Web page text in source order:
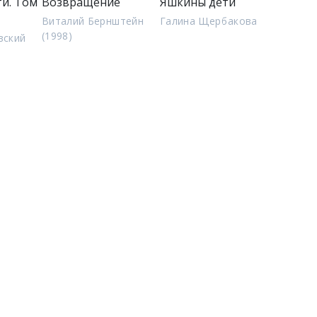
Виталий Бернштейн
(1998)
Галина Щербакова